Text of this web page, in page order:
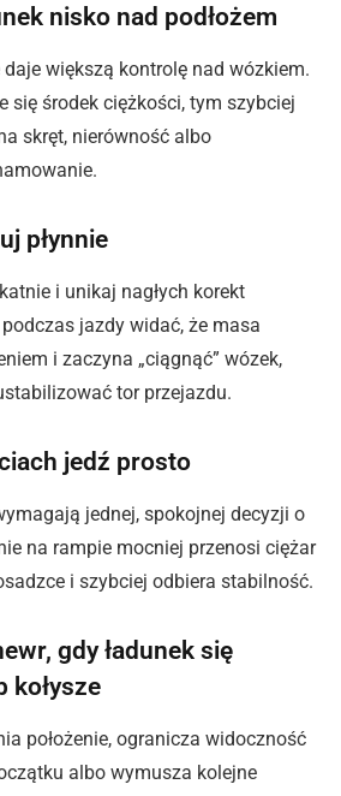
nisko nad podłożem
daje większą kontrolę nad wózkiem.
się środek ciężkości, tym szybciej
skręt, nierówność albo
płynnie
i unikaj nagłych korekt
jazdy widać, że masa
i zaczyna „ciągnąć” wózek,
tor przejazdu.
jedź prosto
jednej, spokojnej decyzji o
na rampie mocniej przenosi ciężar
i szybciej odbiera stabilność.
gdy ładunek się
kołysze
położenie, ogranicza widoczność
albo wymusza kolejne